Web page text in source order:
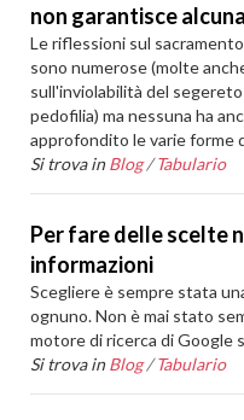
non garantisce
Le riflessioni sul
sono numerose (molte
sull'inviolabilità del
pedofilia) ma nessuna ha
approfondito le varie forme
Si trova in Blog /Tabulario
Per fare delle scelte
informazioni
Scegliere è sempre stata
ognuno. Non è mai stato
motore di ricerca di Google
Si trova in Blog /Tabulario